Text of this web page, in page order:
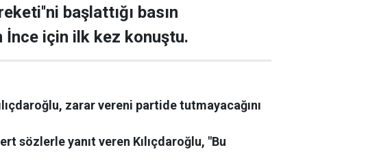
başlattığı basın
İnce için ilk kez konuştu.
zarar vereni partide tutmayacağını
sözlerle yanıt veren Kılıçdaroğlu, "Bu